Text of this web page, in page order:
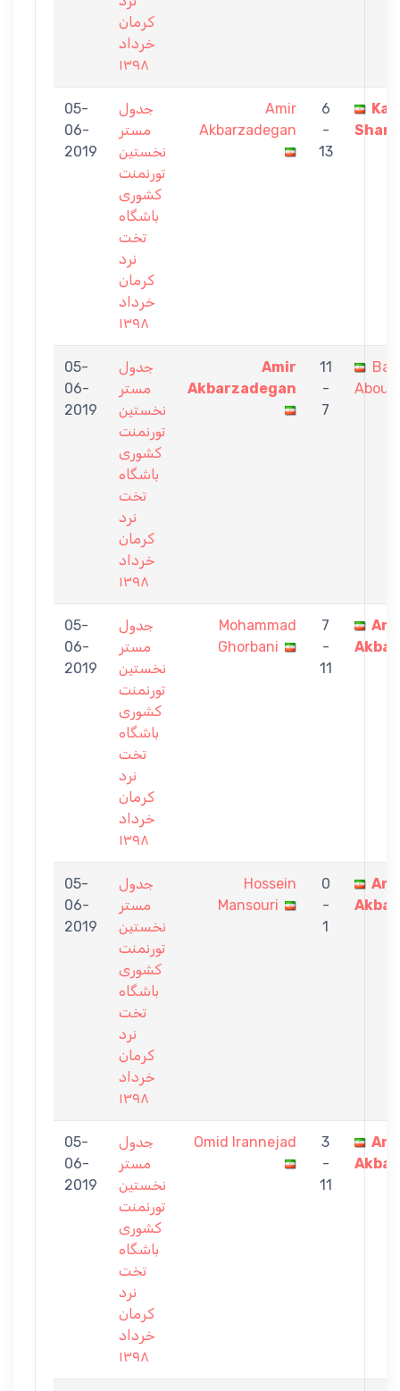
كرمان
خرداد
١٣٩٨
05-
06-
2019
جدول
مستر
نخستين
تورنمنت
كشورى
باشگاه
تخت
نرد
كرمان
خرداد
١٣٩٨
Amir
Akbarzadegan
6
-
13
05-
06-
2019
جدول
مستر
نخستين
تورنمنت
كشورى
باشگاه
تخت
نرد
كرمان
خرداد
١٣٩٨
Amir
Akbarzadegan
11
-
7
05-
06-
2019
جدول
مستر
نخستين
تورنمنت
كشورى
باشگاه
تخت
نرد
كرمان
خرداد
١٣٩٨
Mohammad
Ghorbani
7
-
11
05-
06-
2019
جدول
مستر
نخستين
تورنمنت
كشورى
باشگاه
تخت
نرد
كرمان
خرداد
١٣٩٨
Hossein
Mansouri
0
-
1
05-
06-
2019
جدول
مستر
نخستين
تورنمنت
كشورى
باشگاه
تخت
نرد
كرمان
خرداد
١٣٩٨
Omid Irannejad
3
-
11